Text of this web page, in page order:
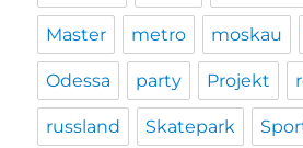
Master metro moskau
Odessa party Projekt
russland Skatepark